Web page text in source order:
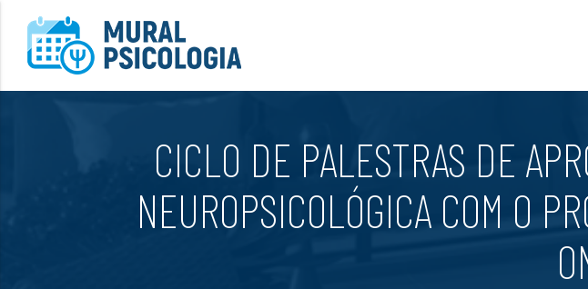
CICLO DE PALESTRAS DE
NEUROPSICOLÓGICA COM O